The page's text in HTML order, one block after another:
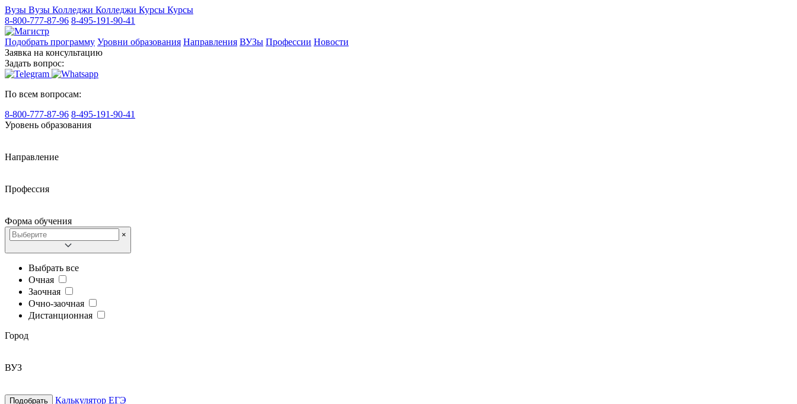
Вузы Вузы Колледжи Колледжи Курсы Курсы
8-800-777-87-96 8-495-191-90-41
Подобрать программу Уровни образования Направления ВУЗы Профессии Новости
Заявка на консультацию
Задать вопрос:
По всем вопросам:
8-800-777-87-96 8-495-191-90-41
Уровень образования
Направление
Профессия
Форма обучения
×
Выбрать все
Очная
Заочная
Очно-заочная
Дистанционная
Город
ВУЗ
Подобрать Калькулятор ЕГЭ